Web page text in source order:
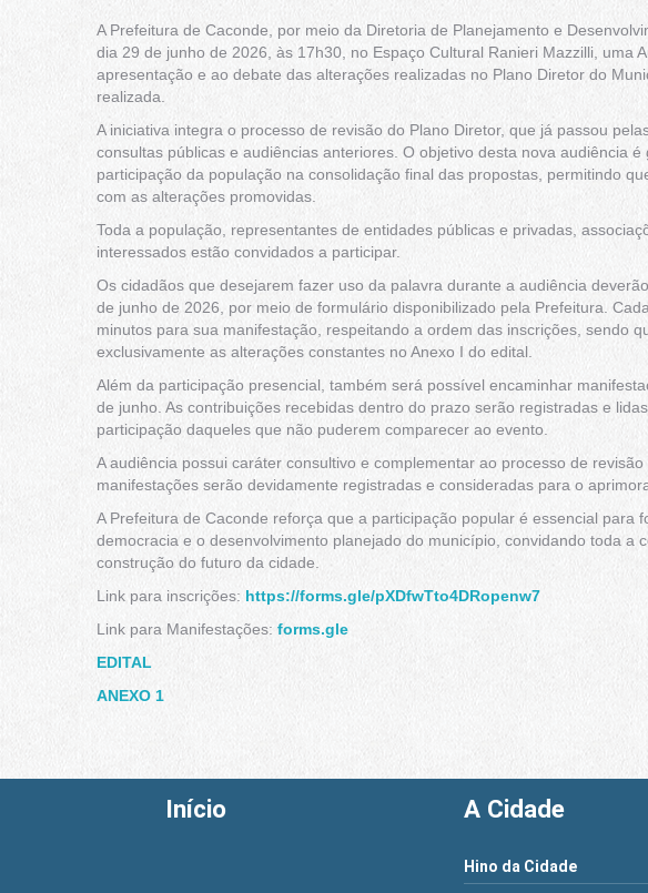
A Prefeitura de Caconde, por meio da Diretoria de Planejamento e
dia 29 de junho de 2026, às 17h30, no Espaço Cultural Ranieri Mazzilli, uma
apresentação e ao debate das alterações realizadas no Plano Diretor do
realizada.
A iniciativa integra o processo de revisão do Plano Diretor, que já passou
consultas públicas e audiências anteriores. O objetivo desta nova audiência
participação da população na consolidação final das propostas, permitindo
com as alterações promovidas.
Toda a população, representantes de entidades públicas e privadas,
interessados estão convidados a participar.
Os cidadãos que desejarem fazer uso da palavra durante a audiência
de junho de 2026, por meio de formulário disponibilizado pela Prefeitura.
minutos para sua manifestação, respeitando a ordem das inscrições, sendo
exclusivamente as alterações constantes no Anexo I do edital.
Além da participação presencial, também será possível encaminhar
de junho. As contribuições recebidas dentro do prazo serão registradas e
participação daqueles que não puderem comparecer ao evento.
A audiência possui caráter consultivo e complementar ao processo de
manifestações serão devidamente registradas e consideradas para o
A Prefeitura de Caconde reforça que a participação popular é essencial para
democracia e o desenvolvimento planejado do município, convidando toda a
construção do futuro da cidade.
Link para inscrições: https://forms.gle/pXDfwTto4DRopenw7
Link para Manifestações: forms.gle
EDITAL
ANEXO 1
Início A Cidade
Hino da Cidade